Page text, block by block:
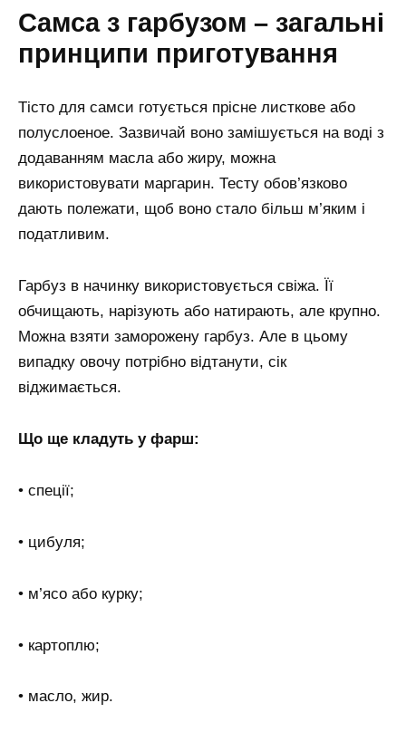
Самса з гарбузом – загальні
принципи приготування
Тісто для самси готується прісне листкове або
полуслоеное. Зазвичай воно замішується на воді з
додаванням масла або жиру, можна
використовувати маргарин. Тесту обов’язково
дають полежати, щоб воно стало більш м’яким і
податливим.
Гарбуз в начинку використовується свіжа. Її
обчищають, нарізують або натирають, але крупно.
Можна взяти заморожену гарбуз. Але в цьому
випадку овочу потрібно відтанути, сік
віджимається.
Що ще кладуть у фарш:
• спеції;
• цибуля;
• м’ясо або курку;
• картоплю;
• масло, жир.